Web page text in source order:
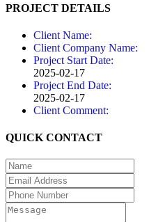
PROJECT DETAILS
Client Name:
Client Company Name:
Project Start Date:
2025-02-17
Project End Date:
2025-02-17
Client Comment:
QUICK CONTACT